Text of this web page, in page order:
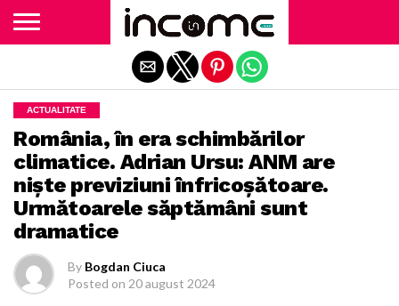
ACTUALITATE
România, în era schimbărilor
climatice. Adrian Ursu: ANM are
niște previziuni înfricoșătoare.
Următoarele săptămâni sunt
dramatice
By Bogdan Ciuca
Posted on 20 august 2024
Exit mobile version